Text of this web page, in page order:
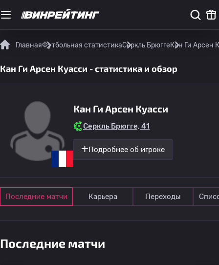
ГлавнаяФутбольная статистикаСеркль БрюггеКан Ги Арсен
Кан Ги Арсен Куасси - статистика и обзор
Кан Ги Арсен Куасси
Серкль Брюгге, 41
Подробнее об игроке
Последние матчи Карьера Переходы
Последние матчи